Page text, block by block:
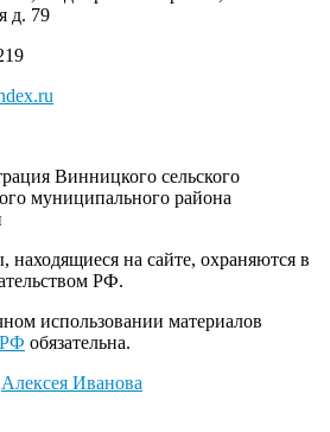
д. 79
Винницкого сельского
муниципального района
находящиеся на сайте, охраняются в
РФ.
использовании материалов
обязательна.
Алексея Иванова